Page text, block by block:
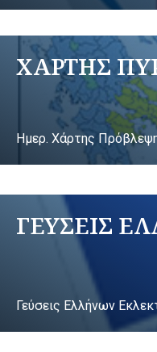
ΧΑΡΤΗΣ
Ημερ. Χάρτης
ΓΕΥΣΕΙΣ
Γεύσεις Ελλήνων